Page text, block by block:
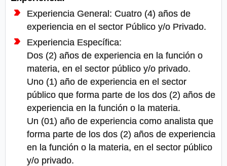
Experiencia General: Cuatro (4) años de
experiencia en el sector Público y/o Privado.
Experiencia Específica:
Dos (2) años de experiencia en la función o
materia, en el sector público y/o privado.
Uno (1) año de experiencia en el sector
público que forma parte de los dos (2) años de
experiencia en la función o la materia.
Un (01) año de experiencia como analista que
forma parte de los dos (2) años de experiencia
en la función o la materia, en el sector público
y/o privado.